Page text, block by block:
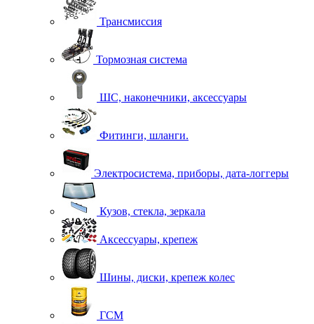
Трансмиссия
Тормозная система
ШС, наконечники, аксессуары
Фитинги, шланги.
Электросистема, приборы, дата-логгеры
Кузов, стекла, зеркала
Аксессуары, крепеж
Шины, диски, крепеж колес
ГСМ